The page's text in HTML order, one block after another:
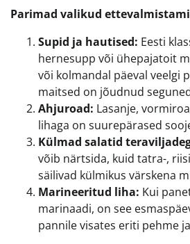
Parimad valikud
Supid ja hautised: Eesti
hernesupp või ühepajatoit
või kolmandal päeval veelgi
maitsed on jõudnud
Ahjuroad: Lasanje,
lihaga on suurepärased
Külmad salatid
võib närtsida, kuid tatra-,
säilivad külmikus värskena
Marineeritud liha: Kui
marinaadi, on see
pannile visates eriti pehme